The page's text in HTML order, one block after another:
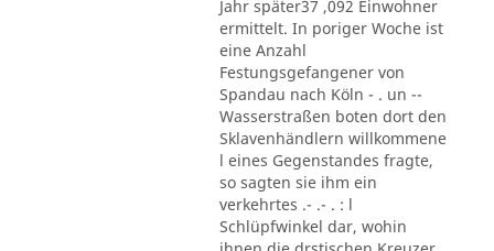
Jahr später37 ,092 Einwohner
ermittelt. In poriger Woche ist
eine Anzahl
Festungsgefangener von
Spandau nach Köln - . un --
Wasserstraßen boten dort den
Sklavenhändlern willkommene
l eines Gegenstandes fragte,
so sagten sie ihm ein
verkehrtes .- .- . : l
Schlüpfwinkel dar, wohin